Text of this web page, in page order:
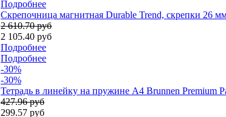
Подробнее
Скрепочница магнитная Durable Trend, скрепки 26
2 610.70 руб
2 105.40 руб
Подробнее
Подробнее
-30%
-30%
Тетрадь в линейку на пружине А4 Brunnen Premium
427.96 руб
299.57 руб